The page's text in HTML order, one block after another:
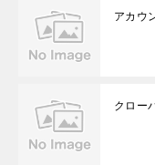
アカウ
クロー